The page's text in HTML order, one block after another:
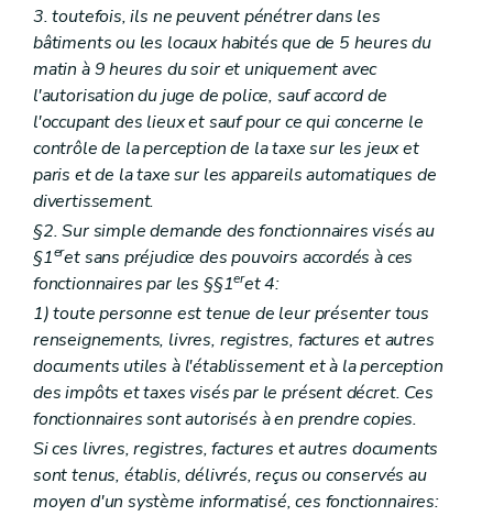
3. toutefois, ils ne peuvent pénétrer dans les
bâtiments ou les locaux habités que de 5 heures du
matin à 9 heures du soir et uniquement avec
l'autorisation du juge de police, sauf accord de
l'occupant des lieux et sauf pour ce qui concerne le
contrôle de la perception de la taxe sur les jeux et
paris et de la taxe sur les appareils automatiques de
divertissement.
§2. Sur simple demande des fonctionnaires visés au
§1eret sans préjudice des pouvoirs accordés à ces
fonctionnaires par les §§1eret 4:
1) toute personne est tenue de leur présenter tous
renseignements, livres, registres, factures et autres
documents utiles à l'établissement et à la perception
des impôts et taxes visés par le présent décret. Ces
fonctionnaires sont autorisés à en prendre copies.
Si ces livres, registres, factures et autres documents
sont tenus, établis, délivrés, reçus ou conservés au
moyen d'un système informatisé, ces fonctionnaires: